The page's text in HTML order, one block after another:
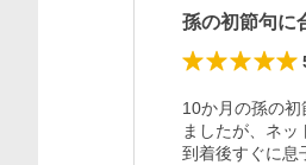
孫の初節句に
10か月の孫の
ましたが、ネ
到着後すぐに息